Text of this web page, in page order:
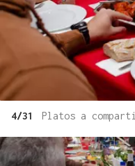
4/31 Platos a